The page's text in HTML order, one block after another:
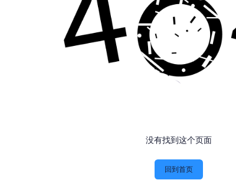
没有找到这个页面
回到首页